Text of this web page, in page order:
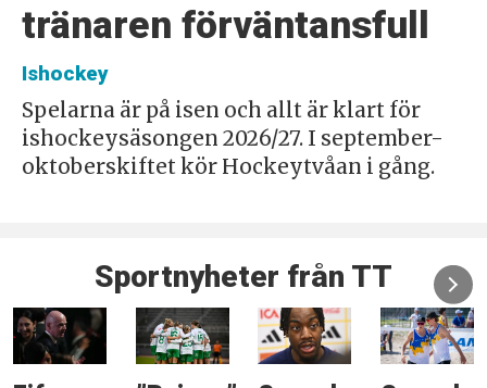
tränaren förväntansfull
Ishockey
Spelarna är på isen och allt är klart för
ishockeysäsongen 2026/27. I september-
oktoberskiftet kör Hockeytvåan i gång.
Sportnyheter från TT